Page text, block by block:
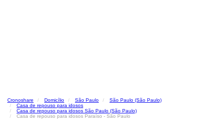
Cronoshare Domicílio São Paulo
São Paulo (São Paulo)
Casa de repouso para idosos
Casa de repouso para idosos São Paulo (São Paulo)
Casa de repouso para idosos Paraíso - São Paulo